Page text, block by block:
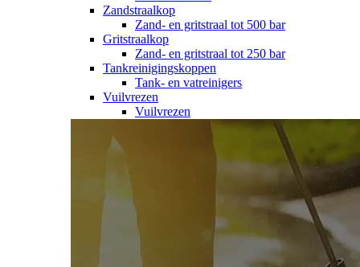
Zandstraalkop
Zand- en gritstraal tot 500 bar
Gritstraalkop
Zand- en gritstraal tot 250 bar
Tankreinigingskoppen
Tank- en vatreinigers
Vuilvrezen
Vuilvrezen